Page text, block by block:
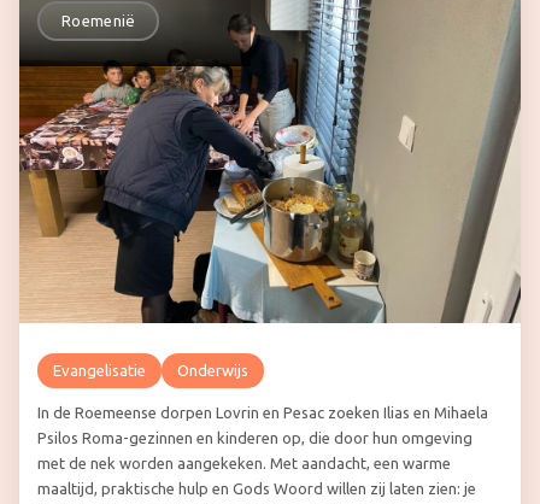
Roemenië
Evangelisatie Onderwijs
In de Roemeense dorpen Lovrin en Pesac zoeken Ilias en Mihaela
Psilos Roma-gezinnen en kinderen op, die door hun omgeving
met de nek worden aangekeken. Met aandacht, een warme
maaltijd, praktische hulp en Gods Woord willen zij laten zien: je